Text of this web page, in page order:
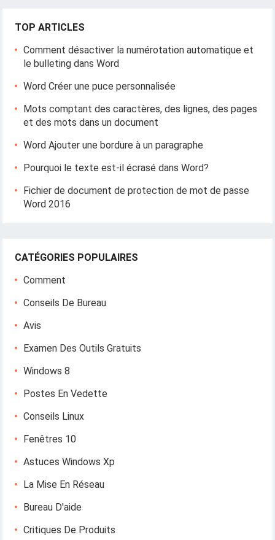
TOP ARTICLES
Comment désactiver la numérotation automatique et
le bulleting dans Word
Word Créer une puce personnalisée
Mots comptant des caractères, des lignes, des pages
et des mots dans un document
Word Ajouter une bordure à un paragraphe
Pourquoi le texte est-il écrasé dans Word?
Fichier de document de protection de mot de passe
Word 2016
CATÉGORIES POPULAIRES
Comment
Conseils De Bureau
Avis
Examen Des Outils Gratuits
Windows 8
Postes En Vedette
Conseils Linux
Fenêtres 10
Astuces Windows Xp
La Mise En Réseau
Bureau D'aide
Critiques De Produits